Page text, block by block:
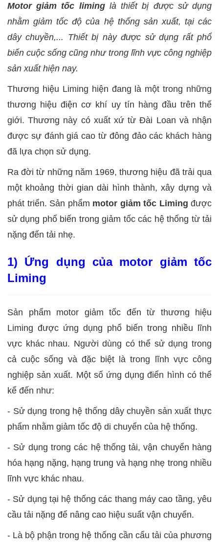
Motor giảm tốc liminglà thiết bị được sử dụng
nhằm giảm tốc độ của hệ thống sản xuất, tại các
dây chuyền,... Thiết bị này được sử dụng rất phổ
biến cuộc sống cũng như trong lĩnh vực công nghiệp
sản xuất hiện nay.
Thương hiệu Liming hiện đang là một trong những
thương hiệu điện cơ khí uy tín hàng đầu trên thế
giới. Thương này có xuất xứ từ Đài Loan và nhận
được sự đánh giá cao từ đông đảo các khách hàng
đã lựa chọn sử dụng.
Ra đời từ những năm 1969, thương hiệu đã trải qua
một khoảng thời gian dài hình thành, xây dựng và
phát triển. Sản phẩm motor giảm tốc Liming được
sử dụng phổ biến trong giảm tốc các hệ thống từ tải
nặng đến tải nhẹ.
1) Ứng dụng của motor giảm tốc
Liming
Sản phẩm motor giảm tốc đến từ thương hiệu
Liming được ứng dụng phổ biến trong nhiều lĩnh
vực khác nhau. Người dùng có thể sử dụng trong
cả cuộc sống và đặc biệt là trong lĩnh vực công
nghiệp sản xuất. Một số ứng dụng điển hình có thể
kể đến như:
- Sử dụng trong hệ thống dây chuyền sản xuất thực
phẩm nhằm giảm tốc độ di chuyển của hệ thống.
- Sử dụng trong các hệ thống tải, vận chuyển hàng
hóa hạng nặng, hạng trung và hạng nhẹ trong nhiều
lĩnh vực khác nhau.
- Sử dụng tại hệ thống các thang máy cao tầng, yêu
cầu tải nặng để nâng cao hiệu suất vận chuyển.
- Là bộ phận trong hệ thống cần cẩu tải của phương